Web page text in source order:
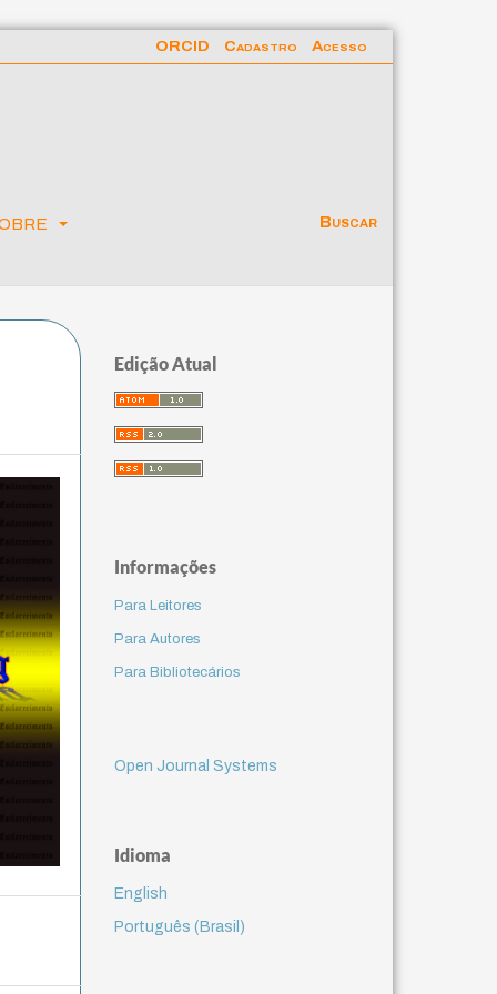
Buscar
ORCID Cadastro Acesso
Edição Atual
Informações
Para Leitores
Para Autores
Para Bibliotecários
Open Journal Systems
Idioma
English
Português (Brasil)